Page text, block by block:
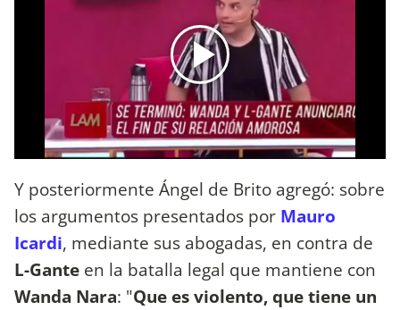
Y posteriormente Ángel de Brito agregó: sobre
los argumentos presentados por Mauro
Icardi, mediante sus abogadas, en contra de
L-Gante en la batalla legal que mantiene con
Wanda Nara: "Que es violento, que tiene un